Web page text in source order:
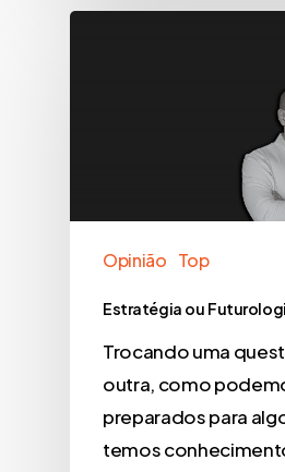
Opinião Top
Estratégia ou
Trocando uma
outra, como
preparados para
temos